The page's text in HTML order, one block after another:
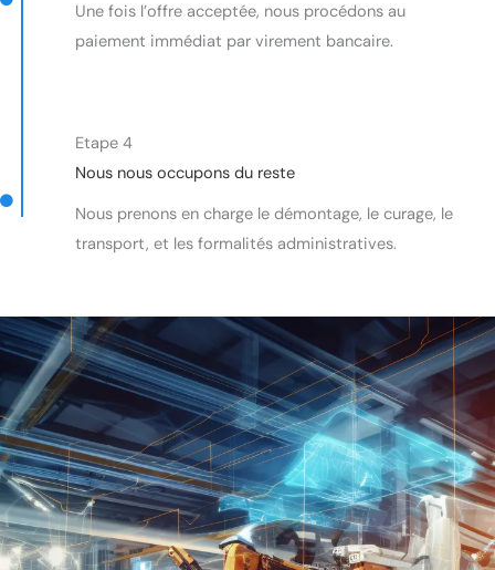
Une fois l’offre acceptée, nous procédons au
paiement immédiat par virement bancaire.
Etape 4
Nous nous occupons du reste
Nous prenons en charge le démontage, le curage, le
transport, et les formalités administratives.